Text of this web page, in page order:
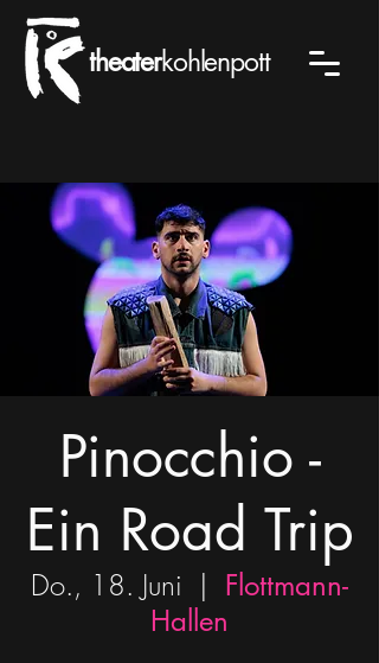
theaterkohlenpott
Pinocchio -
Ein Road Trip
Do., 18. Juni
  |
Flottmann-
Hallen